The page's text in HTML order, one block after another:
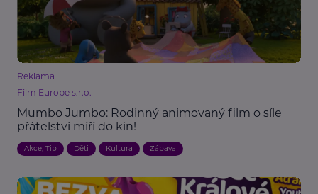
Reklama
Film Europe s.r.o.
Mumbo Jumbo: Rodinný animovaný film o síle
přátelství míří do kin!
Akce, Tip Děti Kultura Zábava